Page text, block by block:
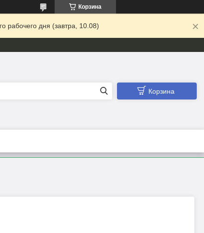
Корзина
рабочего дня (завтра, 10.08)
Корзина